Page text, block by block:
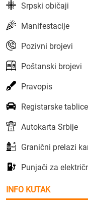
Srpski običaji
Manifestacije
Pozivni brojevi
Poštanski brojevi
Pravopis
Registarske tablice
Autokarta Srbije
Granični prelazi
Punjači za
INFO KUTAK